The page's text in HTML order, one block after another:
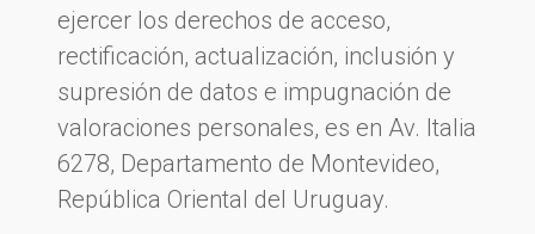
ejercer los derechos de acceso,
rectificación, actualización, inclusión y
supresión de datos e impugnación de
valoraciones personales, es en Av. Italia
6278, Departamento de Montevideo,
República Oriental del Uruguay.